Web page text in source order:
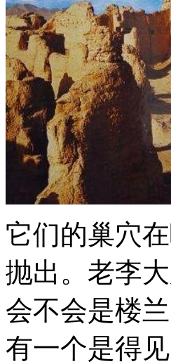
它们的巢穴
抛出。老李
会不会是楼
有一个是得